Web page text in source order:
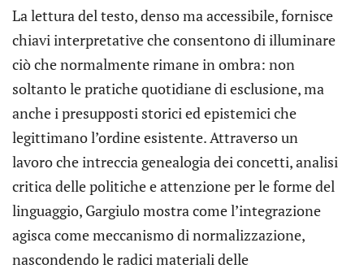
La lettura del testo, denso ma accessibile, fornisce
chiavi interpretative che consentono di illuminare
ciò che normalmente rimane in ombra: non
soltanto le pratiche quotidiane di esclusione, ma
anche i presupposti storici ed epistemici che
legittimano l’ordine esistente. Attraverso un
lavoro che intreccia genealogia dei concetti, analisi
critica delle politiche e attenzione per le forme del
linguaggio, Gargiulo mostra come l’integrazione
agisca come meccanismo di normalizzazione,
nascondendo le radici materiali delle